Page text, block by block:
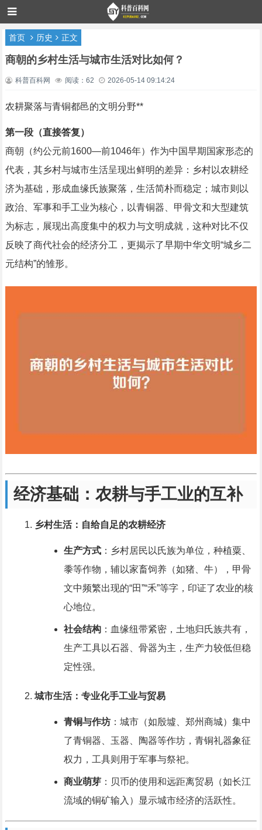
首页 历史 正文
商朝的乡村生活与城市生活对比如何？
科普百科网 阅读：62 2026-05-14 09:14:24
农耕聚落与青铜都邑的文明分野**
第一段（直接答复）
商朝（约公元前1600—前1046年）作为中国早期国家形态的
代表，其乡村与城市生活呈现出鲜明的差异：乡村以农耕经
济为基础，形成血缘氏族聚落，生活简朴而稳定；城市则以
政治、军事和手工业为核心，以青铜器、甲骨文和大型建筑
为标志，展现出高度集中的权力与文明成就，这种对比不仅
反映了商代社会的经济分工，更揭示了早期中华文明“城乡二
元结构”的雏形。
经济基础：农耕与手工业的互补
乡村生活：自给自足的农耕经济
生产方式：乡村居民以氏族为单位，种植粟、
黍等作物，辅以家畜饲养（如猪、牛），甲骨
文中频繁出现的“田”“禾”等字，印证了农业的核
心地位。
社会结构：血缘纽带紧密，土地归氏族共有，
生产工具以石器、骨器为主，生产力较低但稳
定性强。
城市生活：专业化手工业与贸易
青铜与作坊：城市（如殷墟、郑州商城）集中
了青铜器、玉器、陶器等作坊，青铜礼器象征
权力，工具则用于军事与祭祀。
商业萌芽：贝币的使用和远距离贸易（如长江
流域的铜矿输入）显示城市经济的活跃性。